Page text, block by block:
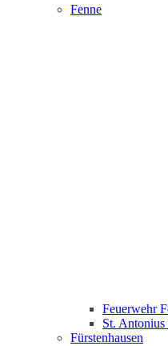
Fenne
Feuerwehr
St. Antonius
Fürstenhausen